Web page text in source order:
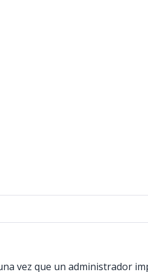
vez que un administrador